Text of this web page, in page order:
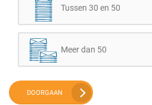
Tussen 30 en 50
Meer dan 50
DOORGAAN